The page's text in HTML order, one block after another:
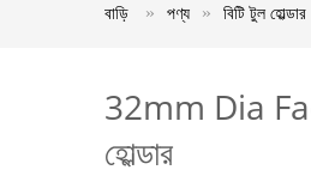
বাড়ি পণ্য বিটি টুল হোল্ডার
32mm Dia
হোল্ডার